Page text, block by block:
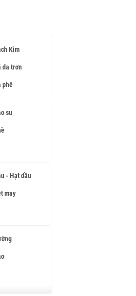
Kim
da trơn
phê
su
- Hạt dầu
may